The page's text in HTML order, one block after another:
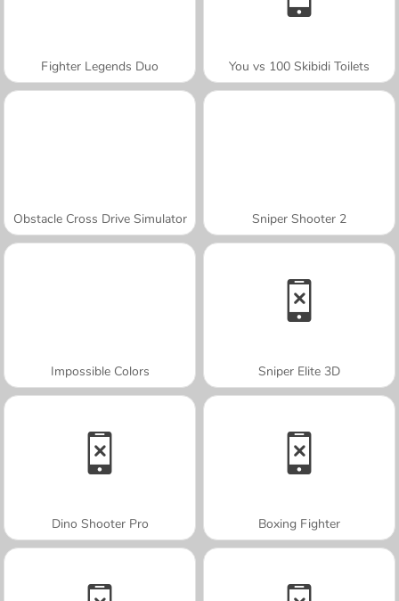
Fighter Legends Duo You vs 100 Skibidi Toilets
Obstacle Cross Drive Simulator Sniper Shooter 2
Impossible Colors Sniper Elite 3D
Dino Shooter Pro Boxing Fighter